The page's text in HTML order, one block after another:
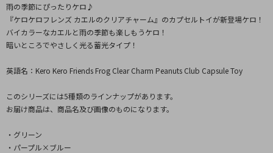
雨の季節にぴったりケロ♪
『ケロケロフレンズ カエルのクリアチャーム』のカプセルトイが新登場ケロ！
バイカラーなカエルと雨の季節も楽しもうケロ！
暗いところでやさしく光る蓄光タイプ！
英語名：Kero Kero Friends Frog Clear Charm Peanuts Club Capsule Toy
このシリーズには5種類のラインナップがあります。
お届け商品は、商品名及び画像のものになります。
・グリーン
・パープル×ブルー